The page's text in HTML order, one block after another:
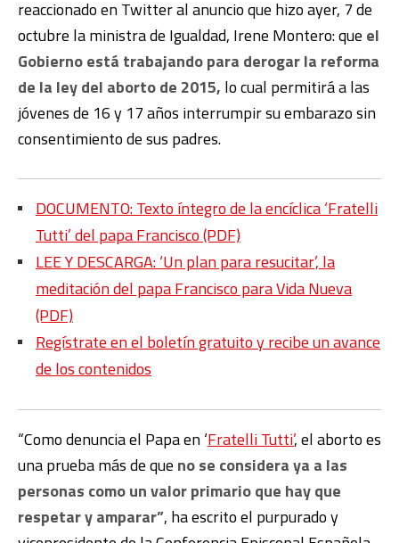
reaccionado en Twitter al anuncio que hizo ayer, 7 de
octubre la ministra de Igualdad, Irene Montero: que el
Gobierno está trabajando para derogar la reforma
de la ley del aborto de 2015, lo cual permitirá a las
jóvenes de 16 y 17 años interrumpir su embarazo sin
consentimiento de sus padres.
DOCUMENTO: Texto íntegro de la encíclica ‘Fratelli
Tutti’ del papa Francisco (PDF)
LEE Y DESCARGA: ‘Un plan para resucitar’, la
meditación del papa Francisco para Vida Nueva
(PDF)
Regístrate en el boletín gratuito y recibe un avance
de los contenidos
“Como denuncia el Papa en ‘Fratelli Tutti’, el aborto es
una prueba más de que no se considera ya a las
personas como un valor primario que hay que
respetar y amparar”, ha escrito el purpurado y